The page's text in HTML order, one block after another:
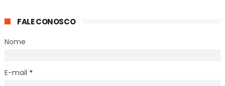
FALE CONOSCO
Nome
E-mail *